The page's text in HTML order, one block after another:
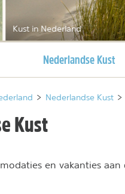
Kust in Nederland
Huidige pagina
Nederlandse Kust
> Nederlandse Kust >
Kust
en vakanties